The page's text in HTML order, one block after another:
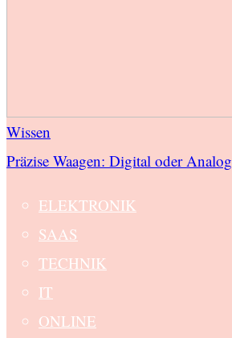
Wissen
Präzise Waagen: Digital oder Analog
ELEKTRONIK
SAAS
TECHNIK
IT
ONLINE